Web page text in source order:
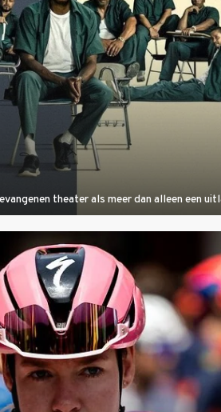
theater als meer dan alleen een